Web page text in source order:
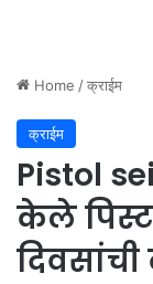
Home /क्राईम
क्राईम
Pistol
केले
दिवसांची